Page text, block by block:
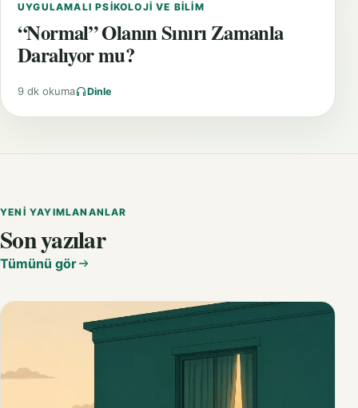
UYGULAMALI PSIKOLOJI VE BILIM
“Normal” Olanın Sınırı Zamanla
Daralıyor mu?
9 dk okuma Dinle
YENI YAYIMLANANLAR
Son yazılar
Tümünü gör